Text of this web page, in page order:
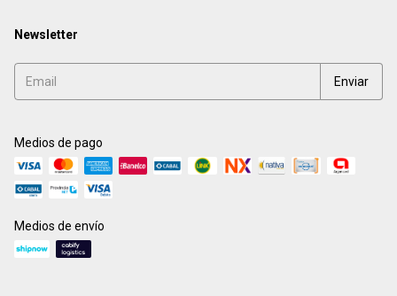
Newsletter
Medios de pago
Medios de envío